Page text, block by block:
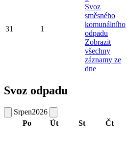
31 1
Svoz
směsného
komunálního
odpadu
Zobrazit
všechny
záznamy ze
dne
Svoz odpadu
Srpen2026
Po
Út St Čt